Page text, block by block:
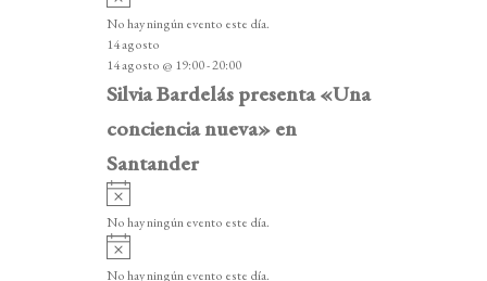
o
v
i
s
o
No hay ningún evento este día.
14 agosto
14 agosto @ 19:00-20:00
Silvia Bardelás presenta «Una
conciencia nueva» en
Santander
v
i
o
No hay ningún evento este día.
v
No hay ningún evento este día.